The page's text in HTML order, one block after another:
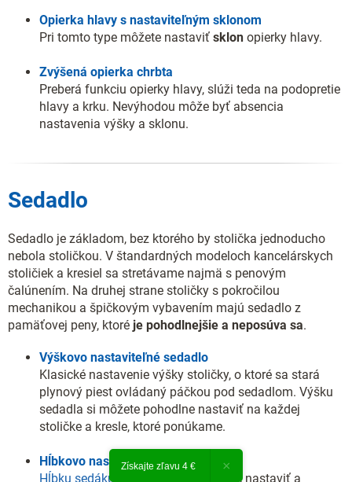
Opierka hlavy s nastaviteľným sklonom
Pri tomto type môžete nastaviť sklon opierky hlavy.
Zvýšená opierka chrbta
Preberá funkciu opierky hlavy, slúži teda na podopretie
hlavy a krku. Nevýhodou môže byť absencia
nastavenia výšky a sklonu.
Sedadlo
Sedadlo je základom, bez ktorého by stolička jednoducho
nebola stoličkou. V štandardných modeloch kancelárskych
stoličiek a kresiel sa stretávame najmä s penovým
čalúnením. Na druhej strane stoličky s pokročilou
mechanikou a špičkovým vybavením majú sedadlo z
pamäťovej peny, ktoré je pohodlnejšie a neposúva sa.
Výškovo nastaviteľné sedadlo
Klasické nastavenie výšky stoličky, o ktoré sa stará
plynový piest ovládaný páčkou pod sedadlom. Výšku
sedadla si môžete pohodlne nastaviť na každej
stoličke a kresle, ktoré ponúkame.
Hĺbkovo nastaviteľný sedák
Hĺbku sedáku
si môžete individuálne nastaviť a
Získajte zľavu 4 € ×